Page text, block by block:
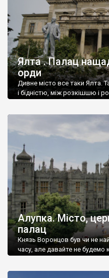
Ялта . Палац
орди
Дивне місто все таки Ялта.
і бідністю, між розкішшю і
Алупка. Місто,
палац
Князь Воронцов був чи не
часу, але давайте не